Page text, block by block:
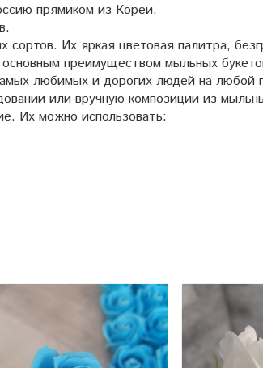
прямиком из Кореи.
Их яркая цветовая палитра,
преимуществом мыльных
любимых и дорогих людей на любой
или вручную композиции из
Их можно использовать: